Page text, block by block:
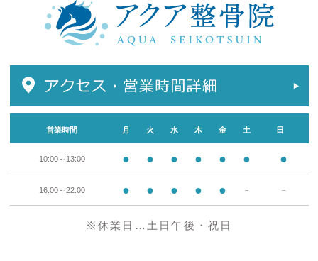
営業時間 月 火 水 木 金 土 日
10:00～13:00 ● ● ● ● ● ● ●
16:00～22:00 ● ● ● ● ● － －
※休業日…土日午後・祝日